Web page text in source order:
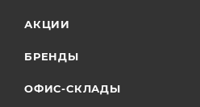
АКЦИИ
БРЕНДЫ
ОФИС-СКЛАДЫ